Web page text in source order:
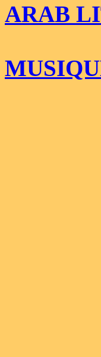
ARAB